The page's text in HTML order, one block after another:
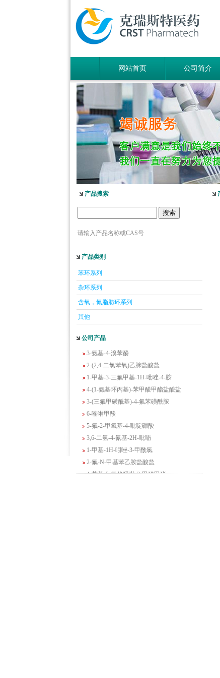
网站首页 公司简介
产品搜索
请输入产品名称或CAS号
产品类别
苯环系列
杂环系列
含氧，氮脂肪环系列
其他
公司产品
1-吡啶-2-基-2-丙酮
2-甲基-6-羟基-4-嘧啶甲酸
3-氟-2-硝基苯甲酸
2-羟甲基-4-氨基吡啶
2-(羟甲基)丙烯酸乙酯(含稳定剂HQ);2-羟
甲基丙烯酸乙酯